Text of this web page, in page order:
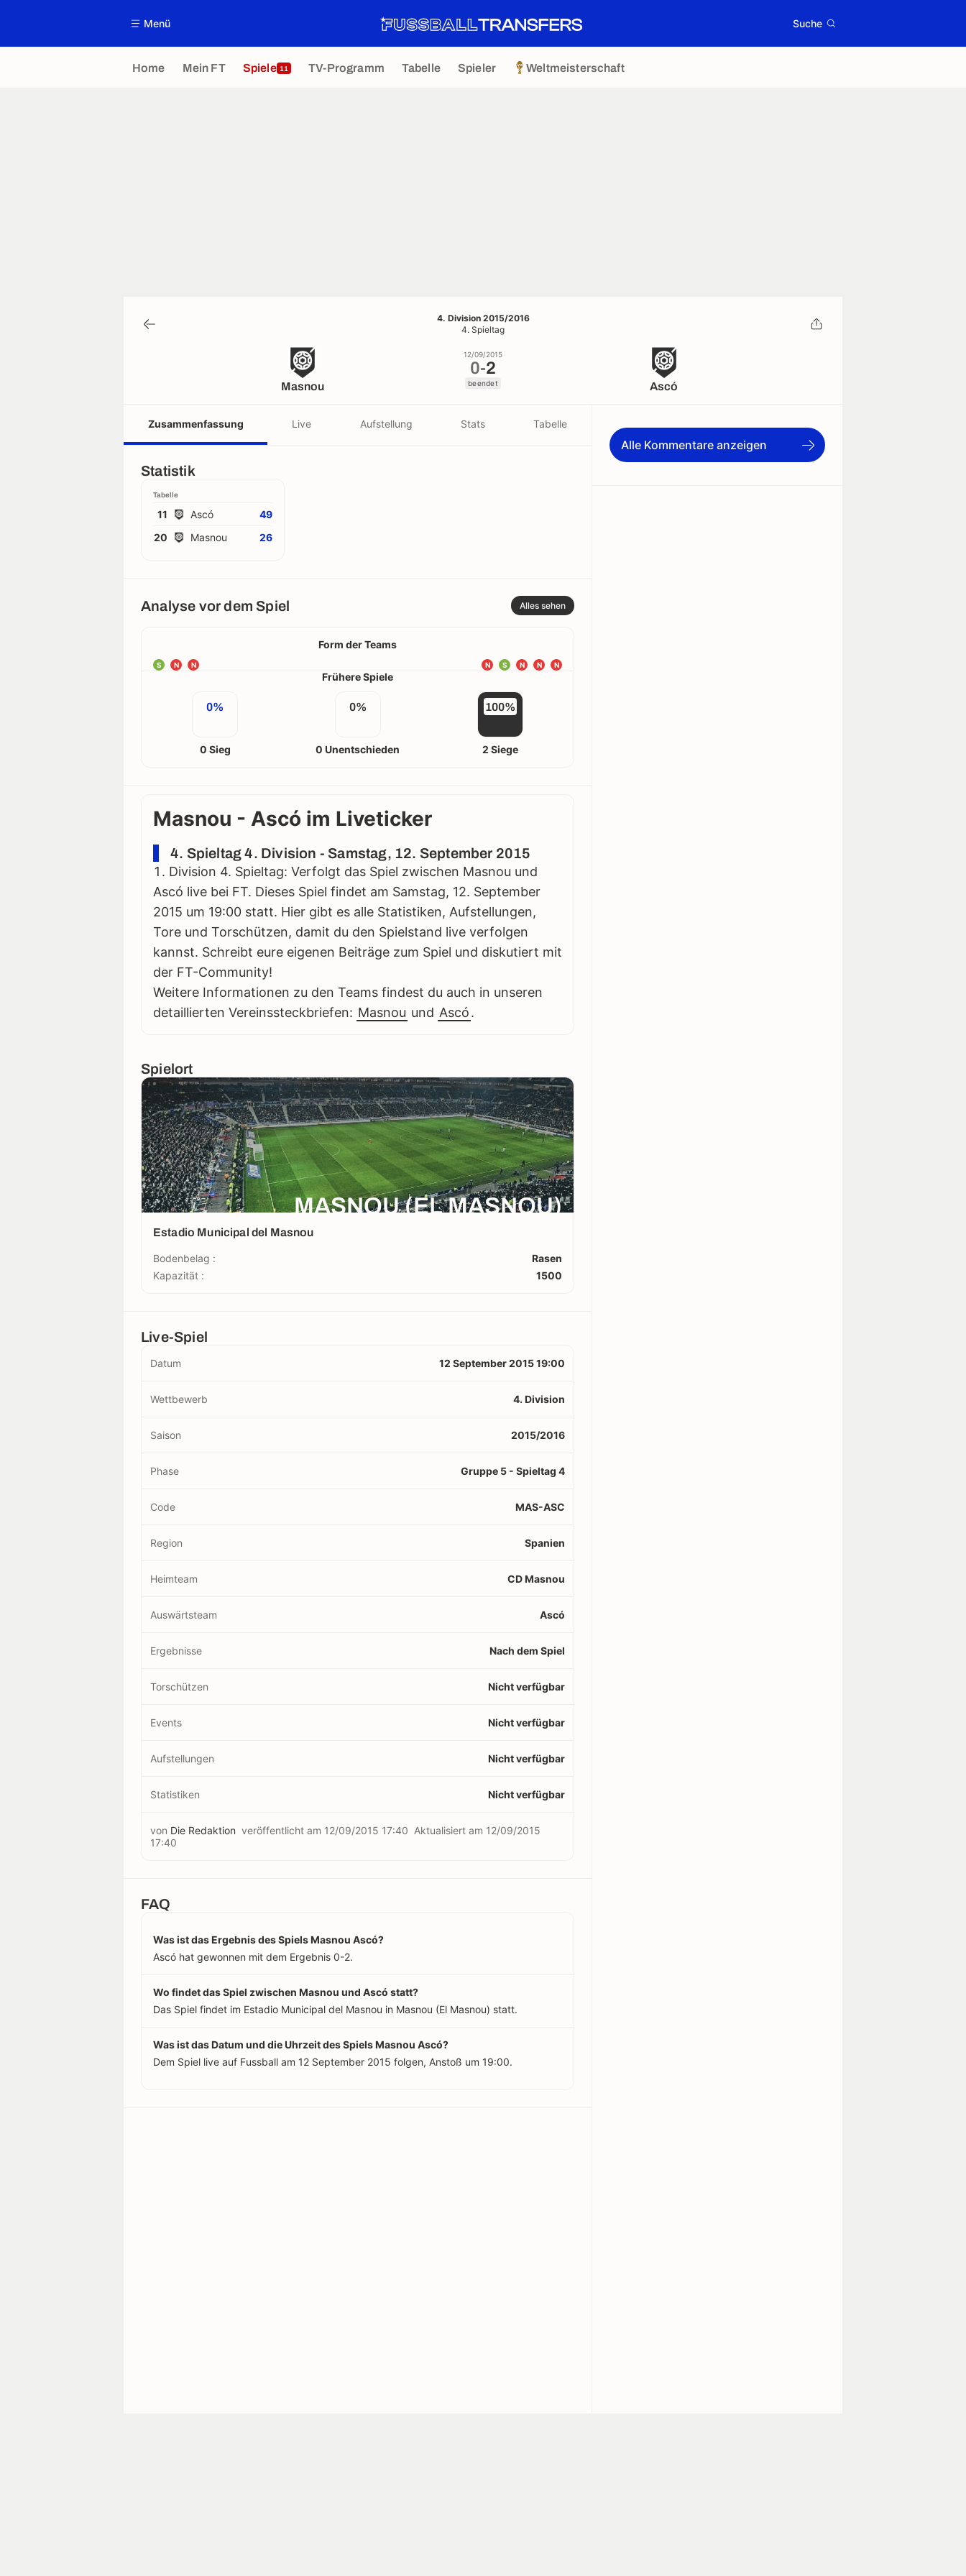
Menü Suche
Home Mein FT Spiele 11 TV-Programm Tabelle Spieler Weltmeisterschaft
4. Division 2015/2016
4. Spieltag
Masnou
12/09/2015
0-2
beendet Ascó
Zusammenfassung Live Aufstellung Stats Tabelle
Statistik
Tabelle
11 Ascó
49
20
Masnou 26
Analyse vor dem Spiel Alles sehen
Form der Teams
S N N N
N
N
S
N
Frühere Spiele
0%
0 Sieg
0%
0 Unentschieden
100%
2 Siege
Masnou - Ascó im Liveticker
4. Spieltag 4. Division - Samstag, 12. September 2015
Division 4. Spieltag: Verfolgt das Spiel zwischen Masnou und
Ascó live bei FT. Dieses Spiel findet am Samstag, 12. September
2015 um 19:00 statt. Hier gibt es alle Statistiken, Aufstellungen,
Tore und Torschützen, damit du den Spielstand live verfolgen
kannst. Schreibt eure eigenen Beiträge zum Spiel und diskutiert mit
der FT-Community!
Weitere Informationen zu den Teams findest du auch in unseren
detaillierten Vereinssteckbriefen: Masnou und Ascó.
Spielort
MASNOU (EL MASNOU)
Estadio Municipal del Masnou
Bodenbelag :
Rasen
Kapazität :
1500
Live-Spiel
Datum 12 September 2015 19:00
Wettbewerb 4. Division
Saison 2015/2016
Phase Gruppe 5 - Spieltag 4
Code MAS-ASC
Region Spanien
Heimteam CD Masnou
Auswärtsteam Ascó
Ergebnisse Nach dem Spiel
Torschützen Nicht verfügbar
Events Nicht verfügbar
Aufstellungen Nicht verfügbar
Statistiken Nicht verfügbar
von Die Redaktion veröffentlicht am 12/09/2015 17:40 Aktualisiert am 12/09/2015
17:40
FAQ
Was ist das Ergebnis des Spiels Masnou Ascó?
Ascó hat gewonnen mit dem Ergebnis 0-2.
Wo findet das Spiel zwischen Masnou und Ascó statt?
Das Spiel findet im Estadio Municipal del Masnou in Masnou (El Masnou) statt.
Was ist das Datum und die Uhrzeit des Spiels Masnou Ascó?
Dem Spiel live auf Fussball am 12 September 2015 folgen, Anstoß um 19:00.
Alle Kommentare anzeigen